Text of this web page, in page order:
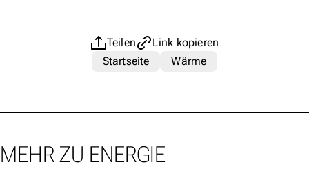
Teilen
Link kopieren
Startseite
Wärme
MEHR ZU ENERGIE